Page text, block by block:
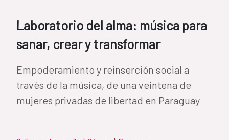
Laboratorio del alma: música para
sanar, crear y transformar
Empoderamiento y reinserción social a
través de la música, de una veintena de
mujeres privadas de libertad en Paraguay